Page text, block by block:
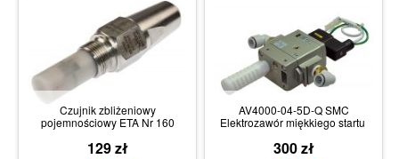
Czujnik zbliżeniowy
pojemnościowy ETA Nr 160
129 zł
AV4000-04-5D-Q SMC
Elektrozawór miękkiego startu
300 zł